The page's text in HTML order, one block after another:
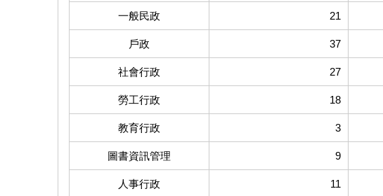
一般民政 21
戶政 37
社會行政 27
勞工行政 18
教育行政 3
圖書資訊管理 9
人事行政 11